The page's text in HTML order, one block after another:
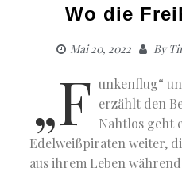
Wo die
Mai 20, 2022 By
„F unkenflug“
erzählt den
Nahtlos geht
Edelweißpiraten weiter,
aus ihrem Leben